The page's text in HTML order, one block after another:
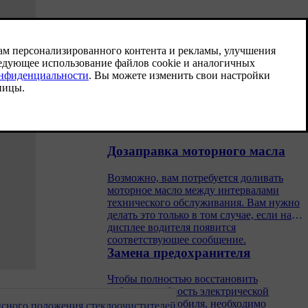
положения стеклоочистителей
в случае
жидкости двигателя
Проверьте уровень охлаждающей
Дозаправка моторного масла
Возможно, вам потребуется доливать
моторное масло между интервалами
технического обслуживания. Вам нужно
делать это только в том случае, если на
дисплее водителя появится
соответствующее сообщение.
Замена предохранителя
Чтобы полностью восстановить
работоспособность электрической
системы автомобиля, необходимо